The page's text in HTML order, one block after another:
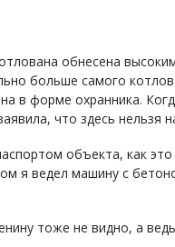
обнесена
больше самого
в форме охранника.
что здесь нельзя
объекта, как
я ведел машину с
тоже не видно, а